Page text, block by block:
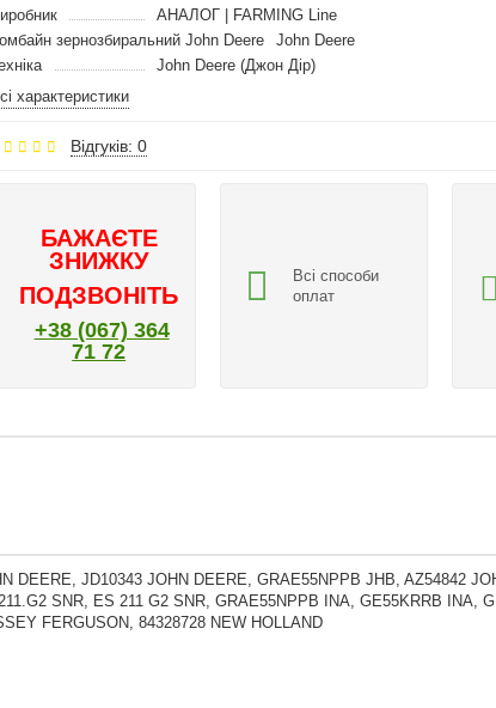
АНАЛОГ | FARMING Line
зернозбиральний John Deere
John Deere
John Deere (Джон Дір)
характеристики
Відгуків: 0
БАЖАЄТЕ
ЗНИЖКУ
ПОДЗВОНІТЬ
+38 (067) 364
71 72
Всі способи
оплат
DEERE, JD10343 JOHN DEERE, GRAE55NPPB JHB, AZ54842
SNR, ES 211 G2 SNR, GRAE55NPPB INA, GE55KRRB INA,
FERGUSON, 84328728 NEW HOLLAND